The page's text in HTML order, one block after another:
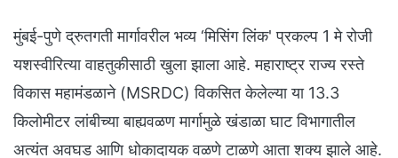
मुंबई-पुणे द्रुतगती मार्गावरील भव्य ‘मिसिंग लिंक' प्रकल्प 1 मे रोजी
यशस्वीरित्या वाहतुकीसाठी खुला झाला आहे. महाराष्ट्र राज्य रस्ते
विकास महामंडळाने (MSRDC) विकसित केलेल्या या 13.3
किलोमीटर लांबीच्या बाह्यवळण मार्गामुळे खंडाळा घाट विभागातील
अत्यंत अवघड आणि धोकादायक वळणे टाळणे आता शक्य झाले आहे.